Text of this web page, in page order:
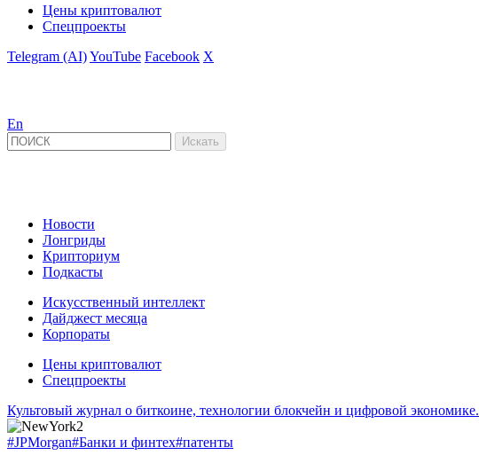
Цены криптовалют
Спецпроекты
Telegram (AI)YouTube Facebook X
En
Новости
Лонгриды
Крипториум
Подкасты
Искусственный интеллект
Дайджест месяца
Корпораты
Цены криптовалют
Спецпроекты
Культовый журнал о биткоине, технологии блокчейн и цифровой экономике.
#JPMorgan#Банки и финтех#патенты